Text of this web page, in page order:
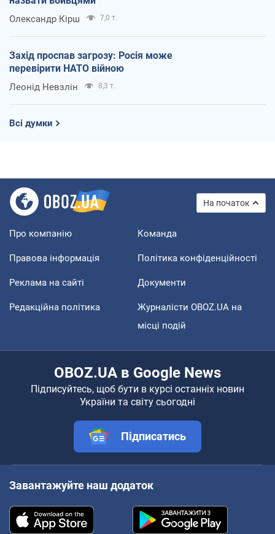
Олександр Кірш 7,0 т.
Захід проспав загрозу: Росія може
перевірити НАТО війною
Леонід Невзлін 8,3 т.
Всі думки
На початок
Про компанію Команда
Правова інформація Політика конфіденційності
Реклама на сайті Документи
Редакційна політика
Журналісти OBOZ.UA на
місці подій
OBOZ.UA в Google News
Підписуйтесь, щоб бути в курсі останніх новин
України та світу сьогодні
Підписатись
Завантажуйте наш додаток